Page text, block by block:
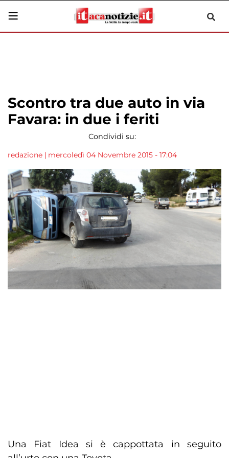
Scontro tra due auto in via
Favara: in due i feriti
Condividi su:
redazione | mercoledì 04 Novembre 2015 - 17:04
Una Fiat Idea si è cappottata in seguito